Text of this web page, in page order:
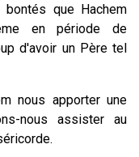
que Hachem
en période de
d'avoir un Père tel
nous apporter une
nous assister au